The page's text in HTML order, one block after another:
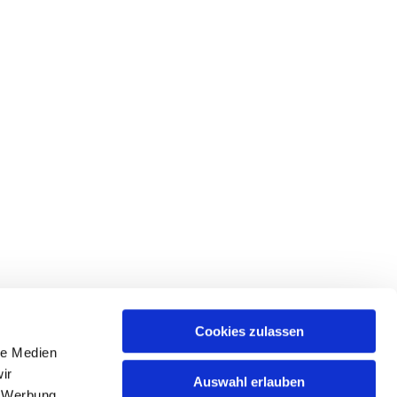
Medien
Cookies zulassen
Auswahl erlauben
& Downloads